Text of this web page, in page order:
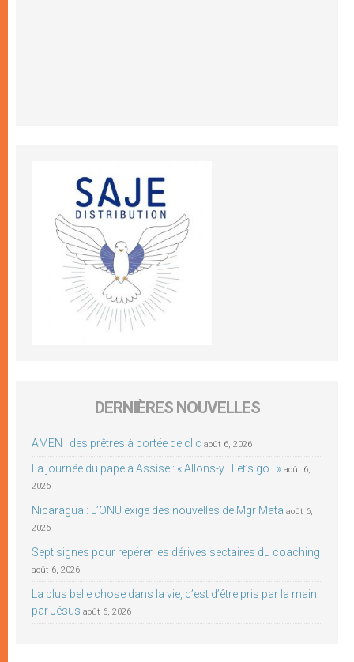
DERNIÈRES NOUVELLES
AMEN : des prêtres à portée de clic août 6, 2026
La journée du pape à Assise : « Allons-y ! Let’s go ! » août 6,
2026
Nicaragua : L’ONU exige des nouvelles de Mgr Mata août 6,
2026
Sept signes pour repérer les dérives sectaires du coaching
août 6, 2026
La plus belle chose dans la vie, c’est d’être pris par la main
par Jésus août 6, 2026